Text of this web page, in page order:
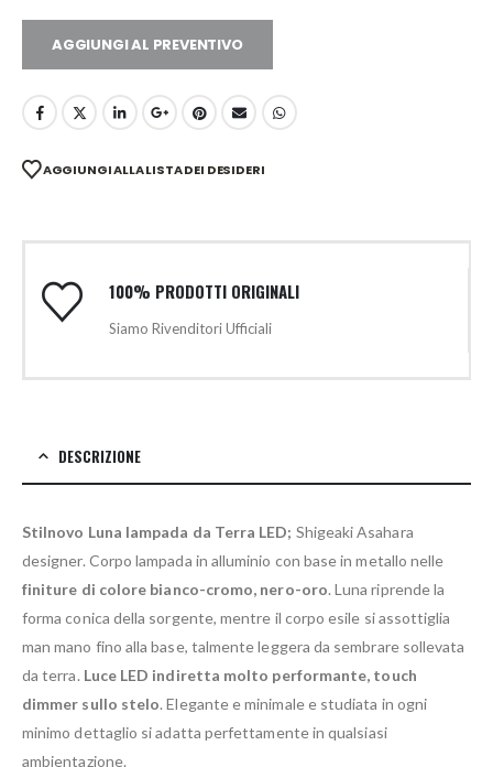
AGGIUNGI AL PREVENTIVO
AGGIUNGI ALLA LISTA DEI DESIDERI
100% PRODOTTI ORIGINALI
Siamo Rivenditori Ufficiali
DESCRIZIONE
Stilnovo Luna lampada da Terra LED; Shigeaki Asahara
designer. Corpo lampada in alluminio con base in metallo nelle
finiture di colore bianco-cromo, nero-oro. Luna riprende la
forma conica della sorgente, mentre il corpo esile si assottiglia
man mano fino alla base, talmente leggera da sembrare sollevata
da terra. Luce LED indiretta molto performante, touch
dimmer sullo stelo. Elegante e minimale e studiata in ogni
minimo dettaglio si adatta perfettamente in qualsiasi
ambientazione.